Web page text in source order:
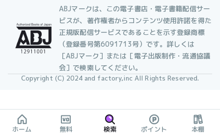
ABJマークは、この電子書店・電子書籍配信サー
ビスが、著作権者からコンテンツ使用許諾を得た
正規版配信サービスであることを示す登録商標
（登録番号第6091713号）です。詳しくは
［ABJマーク］または［電子出版制作・流通協議
会］で検索してください。
Copyright (C) 2024 and factory,inc All Rights Reserved.
ホーム 無料 検索 ポイント 本棚